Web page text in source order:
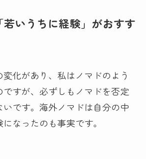
いうちに経験」がおすす
変化があり、私はノマドのよう
ですが、必ずしもノマドを否定
いです。海外ノマドは自分の中
なったのも事実です。